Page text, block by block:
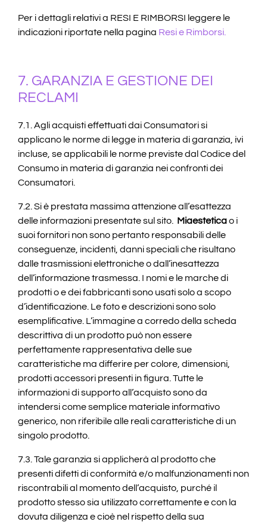
Per i dettagli relativi a RESI E RIMBORSI leggere le
indicazioni riportate nella pagina Resi e Rimborsi
7. GARANZIA E GESTIONE DEI
RECLAMI
7.1. Agli acquisti effettuati dai Consumatori si
applicano le norme di legge in materia di garanzia, ivi
incluse, se applicabili le norme previste dal Codice del
Consumo in materia di garanzia nei confronti dei
Consumatori.
7.2. Si è prestata massima attenzione all’esattezza
delle informazioni presentate sul sito.
Miaesteticao i
suoi fornitori non sono pertanto responsabili delle
conseguenze, incidenti, danni speciali che risultano
dalle trasmissioni elettroniche o dall’inesattezza
dell’informazione trasmessa. I nomi e le marche di
prodotti o e dei fabbricanti sono usati solo a scopo
d’identificazione. Le foto e descrizioni sono solo
esemplificative. L’immagine a corredo della scheda
descrittiva di un prodotto può non essere
perfettamente rappresentativa delle sue
caratteristiche ma differire per colore, dimensioni,
prodotti accessori presenti in figura. Tutte le
informazioni di supporto all’acquisto sono da
intendersi come semplice materiale informativo
generico, non riferibile alle reali caratteristiche di un
singolo prodotto.
7.3. Tale garanzia si applicherà al prodotto che
presenti difetti di conformità e/o malfunzionamenti non
riscontrabili al momento dell’acquisto, purché il
prodotto stesso sia utilizzato correttamente e con la
dovuta diligenza e cioè nel rispetto della sua